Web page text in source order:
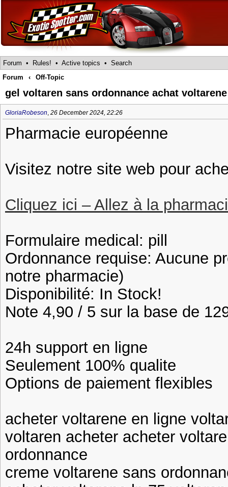
Forum • Rules! • Active topics • Search
Forum
‹ Off-Topic
gel voltaren sans ordonnance achat
GloriaRobeson, 26 December 2024, 22:26
Pharmacie européenne
Visitez notre site web pour
Cliquez ici – Allez à la
Formulaire medical: pill
Ordonnance requise: Aucune
notre pharmacie)
Disponibilité: In Stock!
Note 4,90 / 5 sur la base de
24h support en ligne
Seulement 100% qualite
Options de paiement flexibles
acheter voltarene en ligne
voltaren acheter acheter
ordonnance
creme voltarene sans